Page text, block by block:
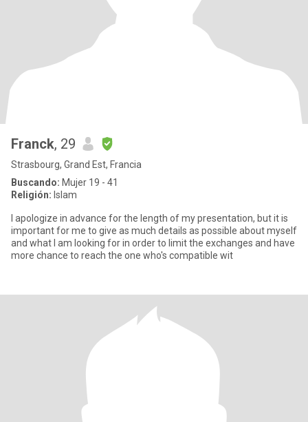
Franck, 29
Strasbourg, Grand Est, Francia
Buscando: Mujer 19 - 41
Religión: Islam
I apologize in advance for the length of my presentation, but it is
important for me to give as much details as possible about myself
and what I am looking for in order to limit the exchanges and have
more chance to reach the one who's compatible wit